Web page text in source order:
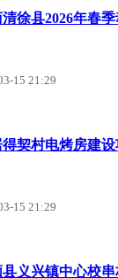
徐县2026年春
15 21:29
契村电烤房建
15 21:29
义兴镇中心校